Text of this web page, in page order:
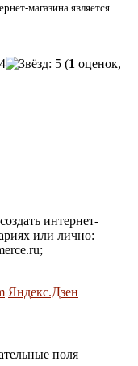
магазина является
(1 оценок,
интернет-
или лично:
Яндекс.Дзен
поля